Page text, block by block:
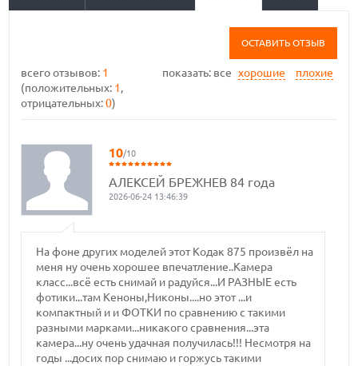
ОСТАВИТЬ ОТЗЫВ
показать: все хорошие плохие
всего отзывов: 1
(положительных: 1,
отрицательных:0)
10/10
АЛЕКСЕЙ БРЕЖНЕВ 84 года
2026-06-24 13:46:39
На фоне других моделей этот Кодак 875 произвёл на
меня ну очень хорошее впечатление..Камера
класс...всё есть снимай и радуйся...И РАЗНЫЕ есть
фотики...там Кеноны,Никоны....но этот ...и
компактный и и ФОТКИ по сравнению с такими
разными марками...никакого сравнения...эта
камера...ну очень удачная получилась!!! Несмотря на
годы ...досих пор снимаю и горжусь такими